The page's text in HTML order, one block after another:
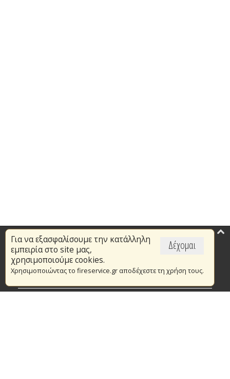
Δέχομαι
Για να εξασφαλίσουμε την κατάλληλη
εμπειρία στο site μας,
χρησιμοποιούμε cookies.
Χρησιμοποιώντας το fireservice.gr αποδέχεστε τη χρήση τους.
Επικαιρότητα
Το Πυροσβεστικό Σώμα